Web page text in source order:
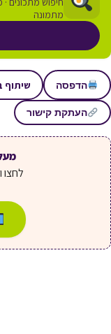
מתמונה
הדפסה שיתוף
העתקת קישור
מעל 12 אלף
לחצו